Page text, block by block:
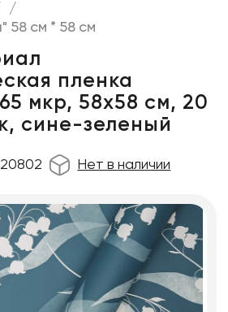
58 см * 58 см
пленка
мкр, 58х58 см, 20
сине-зеленый
Нет в наличии